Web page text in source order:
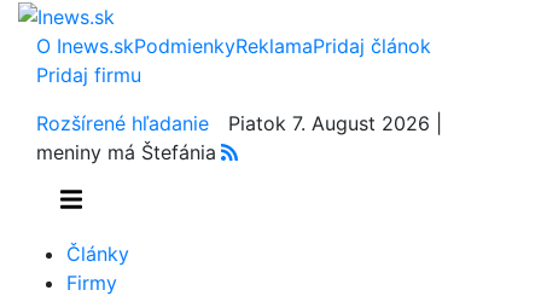
O Inews.skPodmienkyReklamaPridaj článok
Pridaj firmu
Rozšírené hľadanie
Piatok 7. August 2026 |
meniny má Štefánia
Články
Firmy